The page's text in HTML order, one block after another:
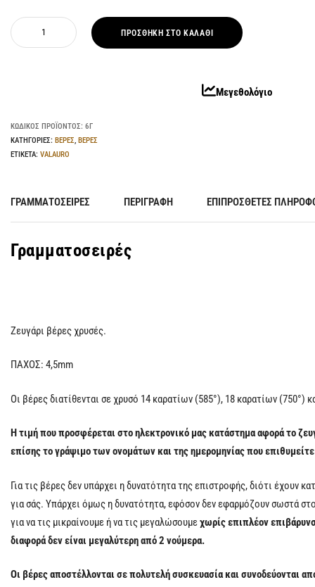
ΠΡΟΣΘΉΚΗ ΣΤΟ ΚΑΛΆΘΙ
Μεγεθολόγιο
ΚΩΔΙΚΌΣ ΠΡΟΪΌΝΤΟΣ: 6Γ
ΚΑΤΗΓΟΡΊΕΣ: ΒΕΡΕΣ ΒΕΡΕΣ
ΕΤΙΚΈΤΑ: VALAURO
ΓΡΑΜΜΑΤΟΣΕΙΡΈΣ ΠΕΡΙΓΡΑΦΉ ΕΠΙΠΡΌΣΘΕΤΕΣ
Γραμματοσειρές
Ζευγάρι βέρες χρυσές.
ΠΑΧΟΣ: 4,5mm
Οι βέρες διατίθενται σε χρυσό 14 καρατίων (585°), 18 καρατίων (750°)
Η τιμή που προσφέρεται στο ηλεκτρονικό μας κατάστημα αφορά το
επίσης το γράψιμο των ονομάτων και της ημερομηνίας που
Για τις βέρες δεν υπάρχει η δυνατότητα της επιστροφής, διότι έχουν
για σάς. Υπάρχει όμως η δυνατότητα, εφόσον δεν εφαρμόζουν σωστά
για να τις μικραίνουμε ή να τις μεγαλώσουμεχωρίς επιπλέον
διαφορά δεν είναι μεγαλύτερη από 2 νούμερα.
Οι βέρες αποστέλλονται σε πολυτελή συσκευασία και συνοδεύονται